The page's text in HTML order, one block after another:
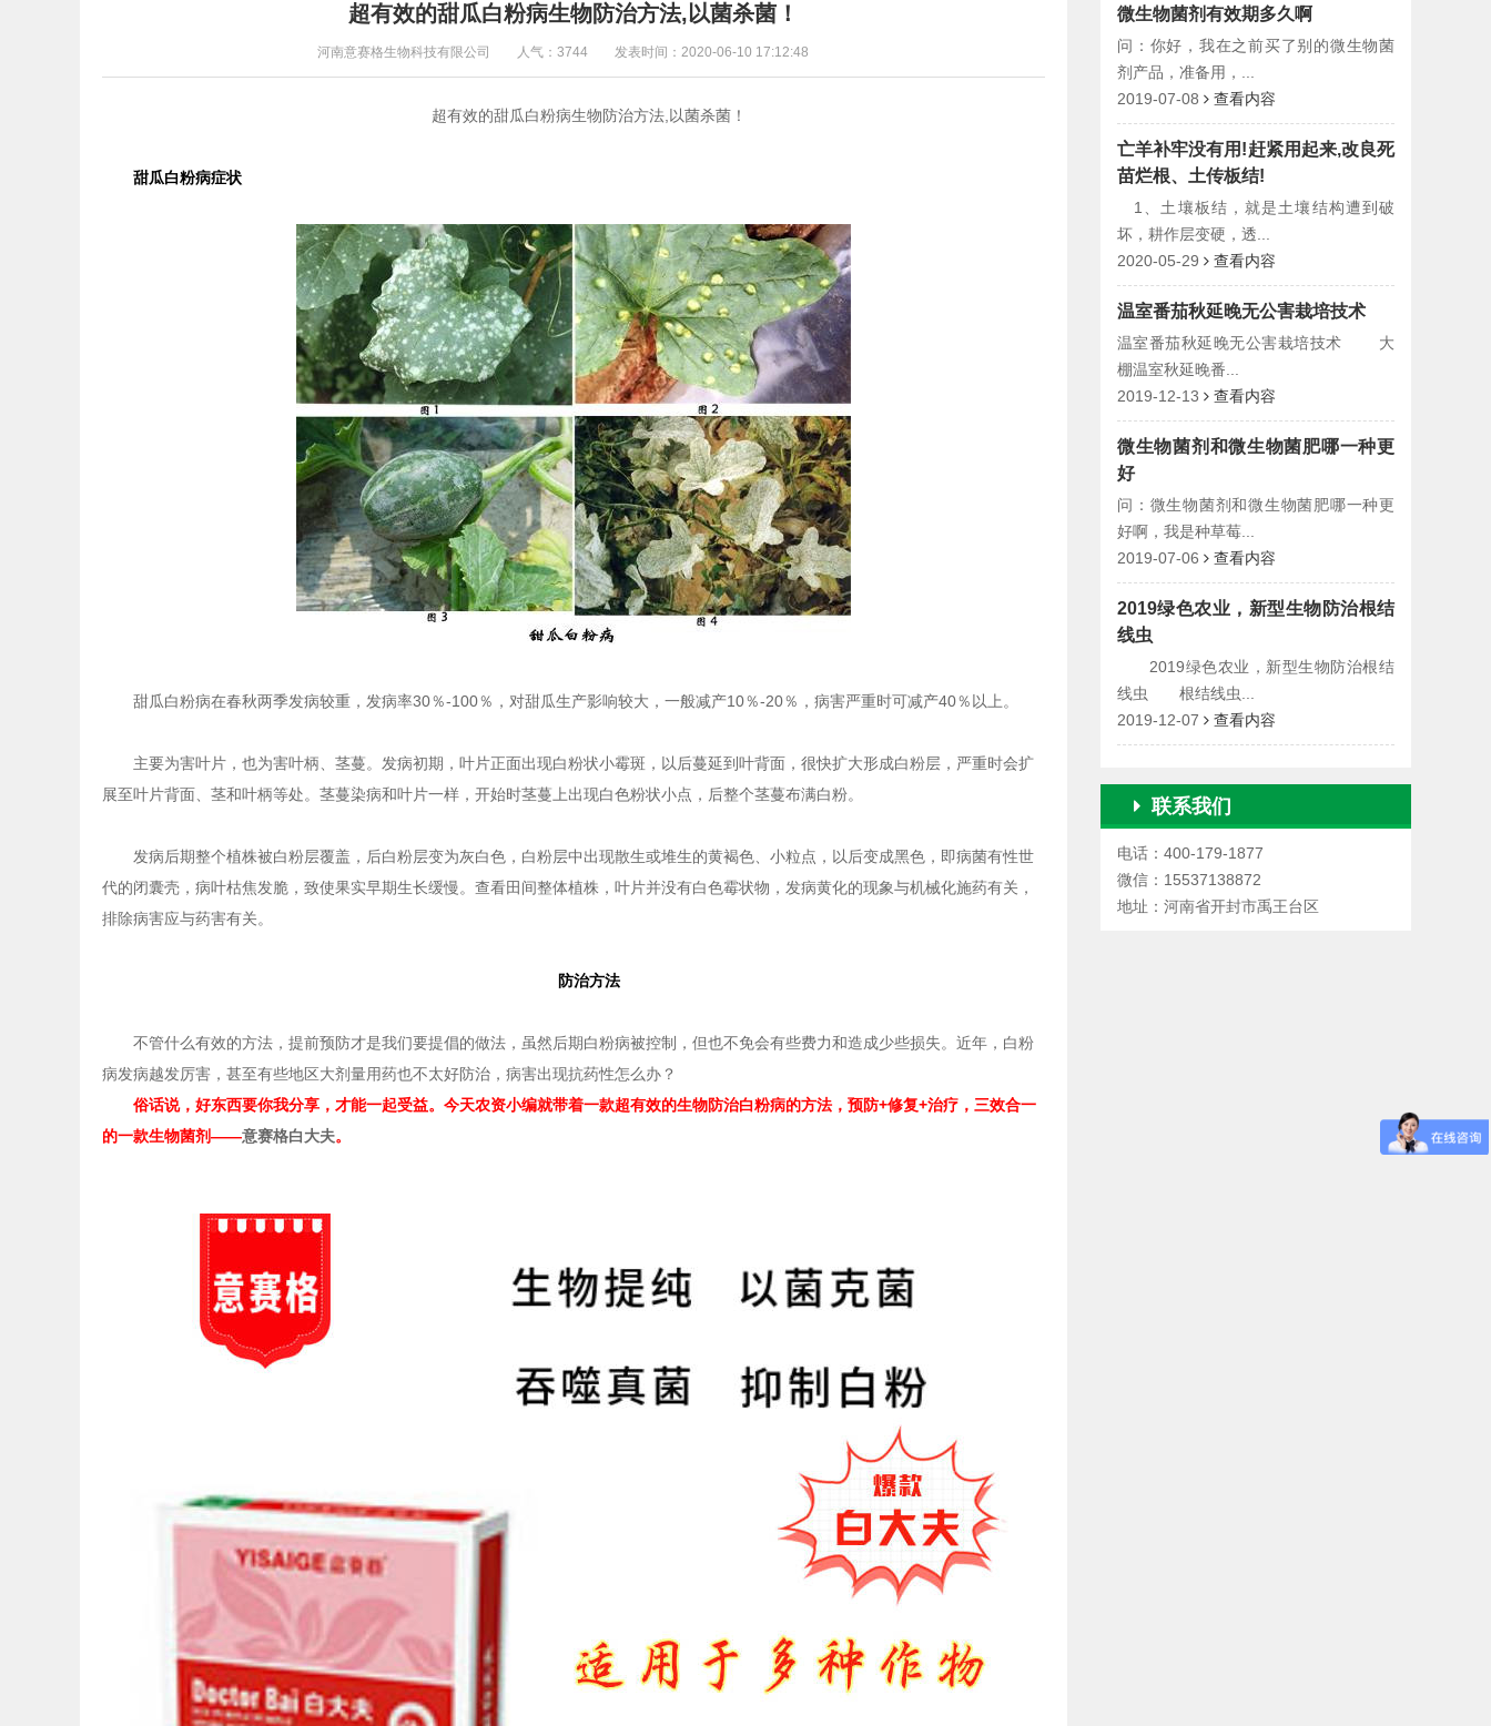
超有效的甜瓜白粉病生物防治方法,以菌杀菌！
河南意赛格生物科技有限公司 人气：3744 发表时间：2020-06-10 17:12:48
超有效的甜瓜白粉病生物防治方法,以菌杀菌！
甜瓜白粉病症状
甜瓜白粉病在春秋两季发病较重，发病率30％-100％，对甜瓜生产影响较大，一般减产10％-20％，病害严重时可减产40％以上。
主要为害叶片，也为害叶柄、茎蔓。发病初期，叶片正面出现白粉状小霉斑，以后蔓延到叶背面，很快扩大形成白粉层，严重时会扩
展至叶片背面、茎和叶柄等处。茎蔓染病和叶片一样，开始时茎蔓上出现白色粉状小点，后整个茎蔓布满白粉。
发病后期整个植株被白粉层覆盖，后白粉层变为灰白色，白粉层中出现散生或堆生的黄褐色、小粒点，以后变成黑色，即病菌有性世
代的闭囊壳，病叶枯焦发脆，致使果实早期生长缓慢。查看田间整体植株，叶片并没有白色霉状物，发病黄化的现象与机械化施药有关，
排除病害应与药害有关。
防治方法
不管什么有效的方法，提前预防才是我们要提倡的做法，虽然后期白粉病被控制，但也不免会有些费力和造成少些损失。近年，白粉
病发病越发厉害，甚至有些地区大剂量用药也不太好防治，病害出现抗药性怎么办？
俗话说，好东西要你我分享，才能一起受益。今天农资小编就带着一款超有效的生物防治白粉病的方法，预防+修复+治疗，三效合一
的一款生物菌剂——意赛格白大夫。
微生物菌剂有效期多久啊
问：你好，我在之前买了别的微生物菌
剂产品，准备用，...
2019-07-08
查看内容
亡羊补牢没有用!赶紧用起来,改良死
苗烂根、土传板结!
1、土壤板结，就是土壤结构遭到破
坏，耕作层变硬，透...
2020-05-29
查看内容
温室番茄秋延晚无公害栽培技术
温室番茄秋延晚无公害栽培技术 大
棚温室秋延晚番...
2019-12-13
查看内容
微生物菌剂和微生物菌肥哪一种更
好
问：微生物菌剂和微生物菌肥哪一种更
好啊，我是种草莓...
2019-07-06
查看内容
2019绿色农业，新型生物防治根结
线虫
2019绿色农业，新型生物防治根结
线虫 根结线虫...
2019-12-07
查看内容
联系我们
电话：400-179-1877
微信：15537138872
地址：河南省开封市禹王台区